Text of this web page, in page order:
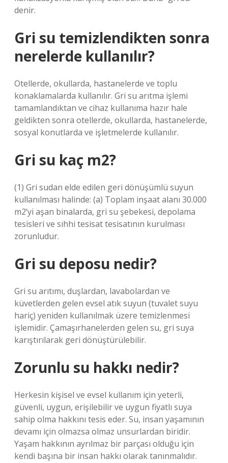
denir.
Gri su temizlendikten sonra
nerelerde kullanılır?
Otellerde, okullarda, hastanelerde ve toplu
konaklamalarda kullanılır. Gri su arıtma işlemi
tamamlandıktan ve cihaz kullanıma hazır hale
geldikten sonra otellerde, okullarda, hastanelerde,
sosyal konutlarda ve işletmelerde kullanılır.
Gri su kaç m2?
(1) Gri sudan elde edilen geri dönüşümlü suyun
kullanılması halinde: (a) Toplam inşaat alanı 30.000
m2’yi aşan binalarda, gri su şebekesi, depolama
tesisleri ve sıhhi tesisat tesisatının kurulması
zorunludur.
Gri su deposu nedir?
Gri su arıtımı, duşlardan, lavabolardan ve
küvetlerden gelen evsel atık suyun (tuvalet suyu
hariç) yeniden kullanılmak üzere temizlenmesi
işlemidir. Çamaşırhanelerden gelen su, gri suya
karıştırılarak geri dönüştürülebilir.
Zorunlu su hakkı nedir?
Herkesin kişisel ve evsel kullanım için yeterli,
güvenli, uygun, erişilebilir ve uygun fiyatlı suya
sahip olma hakkını tesis eder. Su, insan yaşamının
devamı için olmazsa olmaz unsurlardan biridir.
Yaşam hakkının ayrılmaz bir parçası olduğu için
kendi başına bir insan hakkı olarak tanınmalıdır.